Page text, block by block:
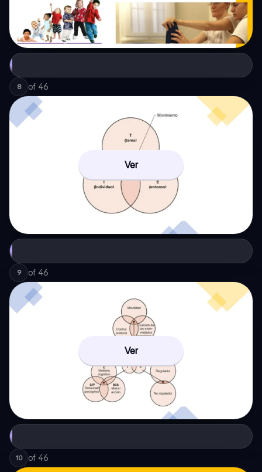
8 of 46
Ver
9 of 46
Ver
10 of 46